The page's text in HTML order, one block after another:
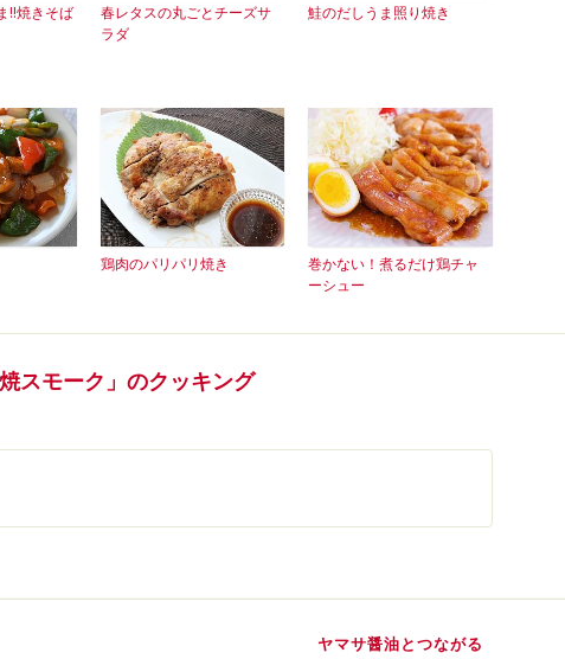
!!焼きそば
春レタスの丸ごとチーズサ
ラダ
鮭のだしうま照り焼き
鶏肉のパリパリ焼き
巻かない！煮るだけ鶏チャ
ーシュー
スモーク」のクッキング
ヤマサ醤油とつながる